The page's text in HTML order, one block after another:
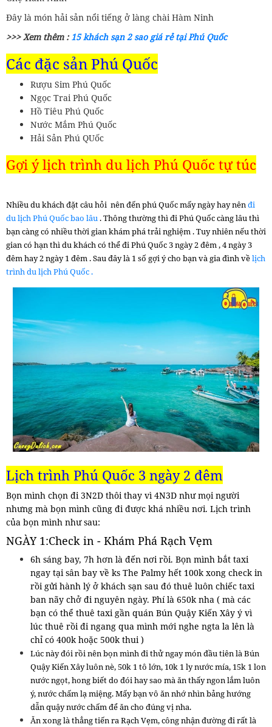
Đây là món hải sản nổi tiếng ở làng chài Hàm Ninh
>>> Xem thêm : 15 khách sạn 2 sao giá rẻ tại Phú Quốc
Các đặc sản Phú Quốc
Rượu Sim Phú Quốc
Ngọc Trai Phú Quốc
Hồ Tiêu Phú Quốc
Nước Mắm Phú Quốc
Hải Sản Phú QUốc
Gợi ý lịch trình du lịch Phú Quốc tự túc
Nhiều du khách đặt câu hỏi nên đến phú Quốc mấy ngày hay nênđi
du lịch Phú Quốc bao lâu . Thông thường thì đi Phú Quốc càng lâu thì
bạn càng có nhiều thời gian khám phá trải nghiệm . Tuy nhiên nếu thời
gian có hạn thì du khách có thể đi Phú Quốc 3 ngày 2 đêm , 4 ngày 3
đêm hay 2 ngày 1 đêm . Sau đây là 1 số gợi ý cho bạn và gia đình vềlịch
trình du lịch Phú Quốc .
Lịch trình Phú Quốc 3 ngày 2 đêm
Bọn mình chọn đi 3N2D thôi thay vì 4N3D như mọi người
nhưng mà bọn mình cũng đi được khá nhiều nơi. Lịch trình
của bọn mình như sau:
NGÀY 1:Check in - Khám Phá Rạch Vẹm
6h sáng bay, 7h hơn là đến nơi rồi. Bọn mình bắt taxi
ngay tại sân bay về ks The Palmy hết 100k xong check in
rồi gửi hành lý ở khách sạn sau đó thuê luôn chiếc taxi
ban nãy chở đi nguyên ngày. Phí là 650k nha ( mà các
bạn có thể thuê taxi gần quán Bún Quậy Kiến Xây ý vì
lúc thuê rồi đi ngang qua mình mới nghe ngta la lên là
chỉ có 400k hoặc 500k thui )
Lúc này đói rồi nên bọn mình đi thử ngay món đầu tiên là Bún
Quậy Kiến Xây luôn nè, 50k 1 tô lớn, 10k 1 ly nước mía, 15k 1 lon
nước ngọt, hong biết do đói hay sao mà ăn thấy ngon lắm luôn
ý, nước chấm lạ miệng. Mấy bạn vô ăn nhớ nhìn bảng hướng
dẫn quậy nước chấm để ăn cho đúng vị nha.
Ăn xong là thẳng tiến ra Rạch Vẹm, công nhận đường đi rất là